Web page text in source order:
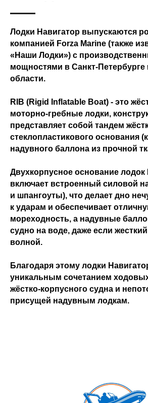
Лодки Навигатор выпускаются
компанией Forza Marine (также
«Наши Лодки») с
мощностями в Санкт-Петербурге
области.
RIB (Rigid Inflatable Boat) - это
моторно-гребные лодки,
представляет собой тандем
стеклопластикового основания
надувного баллона из прочной
Двухкорпусное основание
включает встроенный силовой
и шпангоуты), что делает дно
к ударам и обеспечивает
мореходность, а надувные
судно на воде, даже если
волной.
Благодаря этому лодки
уникальным сочетанием
жёстко-корпусного судна и
присущей надувным лодкам.